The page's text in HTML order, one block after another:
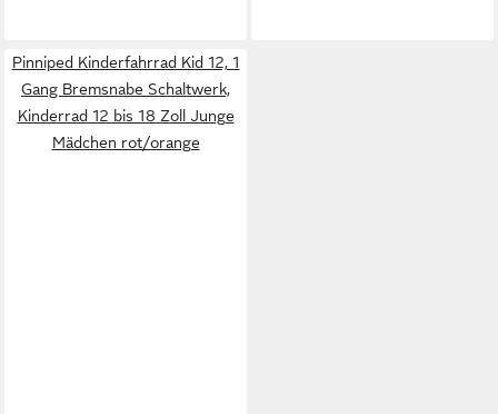
Pinniped Kinderfahrrad Kid 12, 1
Gang Bremsnabe Schaltwerk,
Kinderrad 12 bis 18 Zoll Junge
Mädchen rot/orange